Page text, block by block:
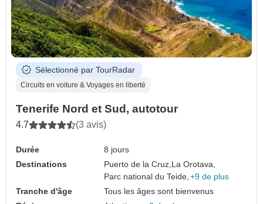
Sélectionné par TourRadar
Circuits en voiture & Voyages en liberté
Tenerife Nord et Sud, autotour
4.7 (3 avis)
Durée
8 jours
Destinations
Puerto de la Cruz,La Orotava,
Parc national du Teide, +9 de plus
Tranche d'âge
Tous les âges sont bienvenus